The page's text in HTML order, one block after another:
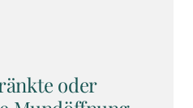
oder